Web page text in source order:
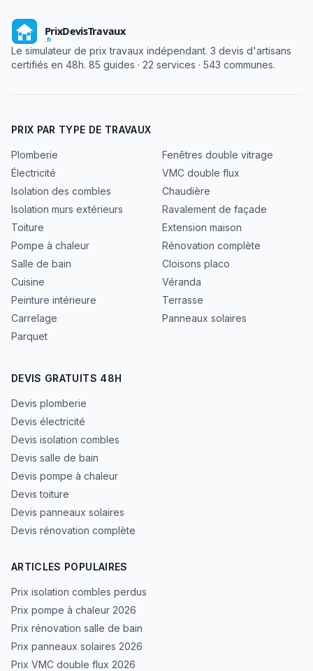
Le simulateur de prix travaux indépendant. 3 devis d'artisans
certifiés en 48h. 85 guides · 22 services · 543 communes.
PRIX PAR TYPE DE TRAVAUX
Plomberie
Électricité
Isolation des combles
Isolation murs extérieurs
Toiture
Pompe à chaleur
Salle de bain
Cuisine
Peinture intérieure
Carrelage
Parquet
Fenêtres double vitrage
VMC double flux
Chaudière
Ravalement de façade
Extension maison
Rénovation complète
Cloisons placo
Véranda
Terrasse
Panneaux solaires
DEVIS GRATUITS 48H
Devis plomberie
Devis électricité
Devis isolation combles
Devis salle de bain
Devis pompe à chaleur
Devis toiture
Devis panneaux solaires
Devis rénovation complète
ARTICLES POPULAIRES
Prix isolation combles perdus
Prix pompe à chaleur 2026
Prix rénovation salle de bain
Prix panneaux solaires 2026
Prix VMC double flux 2026